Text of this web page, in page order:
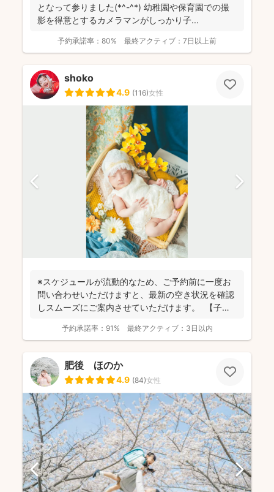
となって参りました(*^-^*) 幼稚園や保育園での撮
影を得意とするカメラマンがしっかり子...
予約承諾率： 80% 最終アクティブ： 7日以上前
shoko
4.9 (116)女性
※スケジュールが流動的なため、ご予約前に一度お
問い合わせいただけますと、最新の空き状況を確認
しスムーズにご案内させていただけます。 【子ど
予約承諾率： 91% 最終アクティブ： 3日以内
肥後 ほのか
4.9 (84)女性